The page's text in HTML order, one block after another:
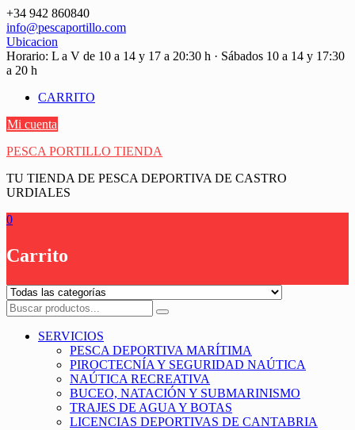
Saltar
contenido
+34 942 860840
info@pescaportillo.com
Ubicacion
Horario: L a V de 10 a 14 y 17 a 20:30 h · Sábados 10 a 14 y 17:30
a 20 h
CARRITO
Mi cuenta
PESCA PORTILLO TIENDA
TU TIENDA DE PESCA DEPORTIVA DE CASTRO
URDIALES
0
Carrito
SERVICIOS
PESCA DEPORTIVA MARÍTIMA
PIROCTECNÍA Y SEGURIDAD NAÚTICA
NAÚTICA RECREATIVA
BUCEO, NATACIÓN Y SUBMARINISMO
TRAJES DE AGUA Y BOTAS
LICENCIAS DEPORTIVAS DE CANTABRIA